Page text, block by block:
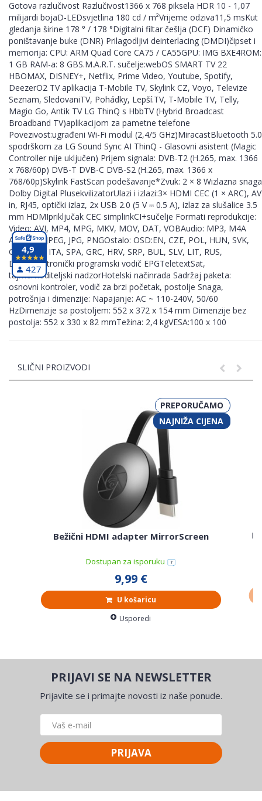
Gotova razlučivost Razlučivost1366 x 768 piksela HDR 10 - 1,07
milijardi bojaD-LEDsvjetlina 180 cd / m²Vrijeme odziva11,5 msKut
gledanja širine 178 ° / 178 °Digitalni filtar češlja (DCF) Dinamičko
poništavanje buke (DNR) Prilagodljivi deinterlacing (DMDI)čipset i
memorija: CPU: ARM Quad Core CA75 / CA55GPU: IMG BXE4ROM:
1 GB RAM-a: 8 GBS.M.A.R.T. sučelje:webOS SMART TV 22
HBOMAX, DISNEY+, Netflix, Prime Video, Youtube, Spotify,
DeezerO2 TV aplikacija T-Mobile TV, Skylink CZ, Voyo, Televize
Seznam, SledovaniTV, Pohádky, Lepší.TV, T-Mobile TV, Telly,
Magio Go, Antik TV LG ThinQ s HbbTV (Hybrid Broadcast
Broadband TV)aplikacijom za pametne telefone
Povezivost:ugrađeni Wi-Fi modul (2,4/5 GHz)MiracastBluetooth 5.0
spodrškom za LG Sound Sync AI ThinQ - Glasovni asistent (Magic
Controller nije uključen) Prijem signala: DVB-T2 (H.265, max. 1366
x 768/60p) DVB-T DVB-C DVB-S2 (H.265, max. 1366 x
768/60p)Skylink FastScan podešavanje*Zvuk: 2 × 8 Wizlazna snaga
Dolby Digital PlusekvilizatorUlazi i izlazi:3× HDMI CEC (1 × ARC), AV
in, RJ45, optički izlaz, 2x USB 2.0 (5 V ⎓ 0.5 A), izlaz za slušalice 3.5
mm HDMIpriključak CEC simplinkCI+sučelje Formati reprodukcije:
Video: AVI, MP4, MPG, MKV, MOV, DAT, VOBAudio: MP3, M4A
AACSlike: JPEG, JPG, PNGOstalo: OSD:EN, CZE, POL, HUN, SVK,
GER, FRE, ITA, SPA, GRC, HRV, SRP, BUL, SLV, LIT, RUS,
DUT...Elektronički programski vodič EPGTeletextSat,
tajmerRoditeljski nadzorHotelski načinrada Sadržaj paketa:
osnovni kontroler, vodič za brzi početak, postolje Snaga,
potrošnja i dimenzije: Napajanje: AC ~ 110-240V, 50/60
HzDimenzije sa postoljem: 552 x 372 x 154 mm Dimenzije bez
postolja: 552 x 330 x 82 mmTežina: 2,4 kgVESA:100 x 100
SLIČNI PROIZVODI
PREPORUČAMO
NAJNIŽA CIJENA
Bežični HDMI adapter MirrorScreen
Dostupan za isporuku
9,99 €
U košaricu
Usporedi
PRIJAVI SE NA NEWSLETTER
Prijavite se i primajte novosti iz naše ponude.
PRIJAVA
4,9
427